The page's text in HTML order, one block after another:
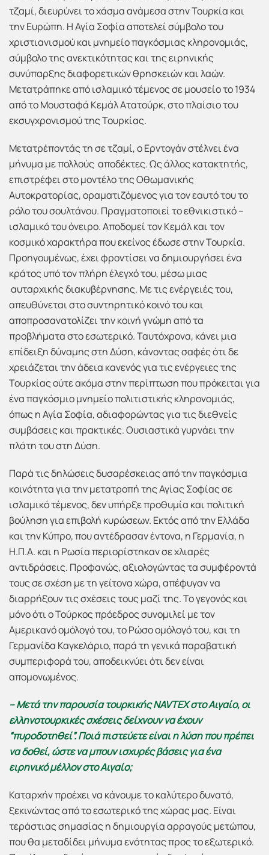
τζαμί, διευρύνει το χάσμα ανάμεσα στην Τουρκία και
την Ευρώπη. Η Αγία Σοφία αποτελεί σύμβολο του
χριστιανισμού και μνημείο παγκόσμιας κληρονομιάς,
σύμβολο της ανεκτικότητας και της ειρηνικής
συνύπαρξης διαφορετικών θρησκειών και λαών.
Μετατράπηκε από ισλαμικό τέμενος σε μουσείο τo 1934
από τo Μουσταφά Κεμάλ Ατατούρκ, στο πλαίσιο του
εκσυγχρονισμού της Τουρκίας.
Μετατρέποντάς τη σε τζαμί, ο Ερντογάν στέλνει ένα
μήνυμα με πολλούς αποδέκτες. Ως άλλος κατακτητής,
επιστρέφει στο μοντέλο της Οθωμανικής
Αυτοκρατορίας, οραματιζόμενος για τον εαυτό του το
ρόλο του σουλτάνου. Πραγματοποιεί το εθνικιστικό –
ισλαμικό του όνειρο. Αποδομεί τον Κεμάλ και τον
κοσμικό χαρακτήρα που εκείνος έδωσε στην Τουρκία.
Προηγουμένως, έχει φροντίσει να δημιουργήσει ένα
κράτος υπό τον πλήρη έλεγχό του, μέσω μιας
αυταρχικής διακυβέρνησης. Με τις ενέργειές του,
απευθύνεται στο συντηρητικό κοινό του και
αποπροσανατολίζει την κοινή γνώμη από τα
προβλήματα στο εσωτερικό. Ταυτόχρονα, κάνει μια
επίδειξη δύναμης στη Δύση, κάνοντας σαφές ότι δε
χρειάζεται την άδεια κανενός για τις ενέργειες της
Τουρκίας ούτε ακόμα στην περίπτωση που πρόκειται για
ένα παγκόσμιο μνημείο πολιτιστικής κληρονομιάς,
όπως η Αγία Σοφία, αδιαφορώντας για τις διεθνείς
συμβάσεις και πρακτικές. Ουσιαστικά γυρνάει την
πλάτη του στη Δύση.
Παρά τις δηλώσεις δυσαρέσκειας από την παγκόσμια
κοινότητα για την μετατροπή της Αγίας Σοφίας σε
ισλαμικό τέμενος, δεν υπήρξε προθυμία και πολιτική
βούληση για επιβολή κυρώσεων. Εκτός από την Ελλάδα
και την Κύπρο, που αντέδρασαν έντονα, η Γερμανία, η
Η.Π.Α. και η Ρωσία περιορίστηκαν σε χλιαρές
αντιδράσεις. Προφανώς, αξιολογώντας τα συμφέροντά
τους σε σχέση με τη γείτονα χώρα, απέφυγαν να
διαρρήξουν τις σχέσεις τους μαζί της. Το γεγονός και
μόνο ότι ο Τούρκος πρόεδρος συνομιλεί με τον
Αμερικανό ομόλογό του, το Ρώσο ομόλογό του, και τη
Γερμανίδα Καγκελάριο, παρά τη γενικά παραβατική
συμπεριφορά του, αποδεικνύει ότι δεν είναι
απομονωμένος.
– Μετά την παρουσία τουρκικήςNAVTEXστο Αιγαίο, οι
ελληνοτουρκικές σχέσεις δείχνουν να έχουν
“πυροδοτηθεί”. Ποιά πιστεύετε είναι η λύση που πρέπει
να δοθεί, ώστε να μπουν ισχυρές βάσεις για ένα
ειρηνικό μέλλον στο Αιγαίο;
Καταρχήν προέχει να κάνουμε το καλύτερο δυνατό,
ξεκινώντας από το εσωτερικό της χώρας μας. Είναι
τεράστιας σημασίας η δημιουργία αρραγούς μετώπου,
που θα μεταδίδει μήνυμα ενότητας προς το εξωτερικό.